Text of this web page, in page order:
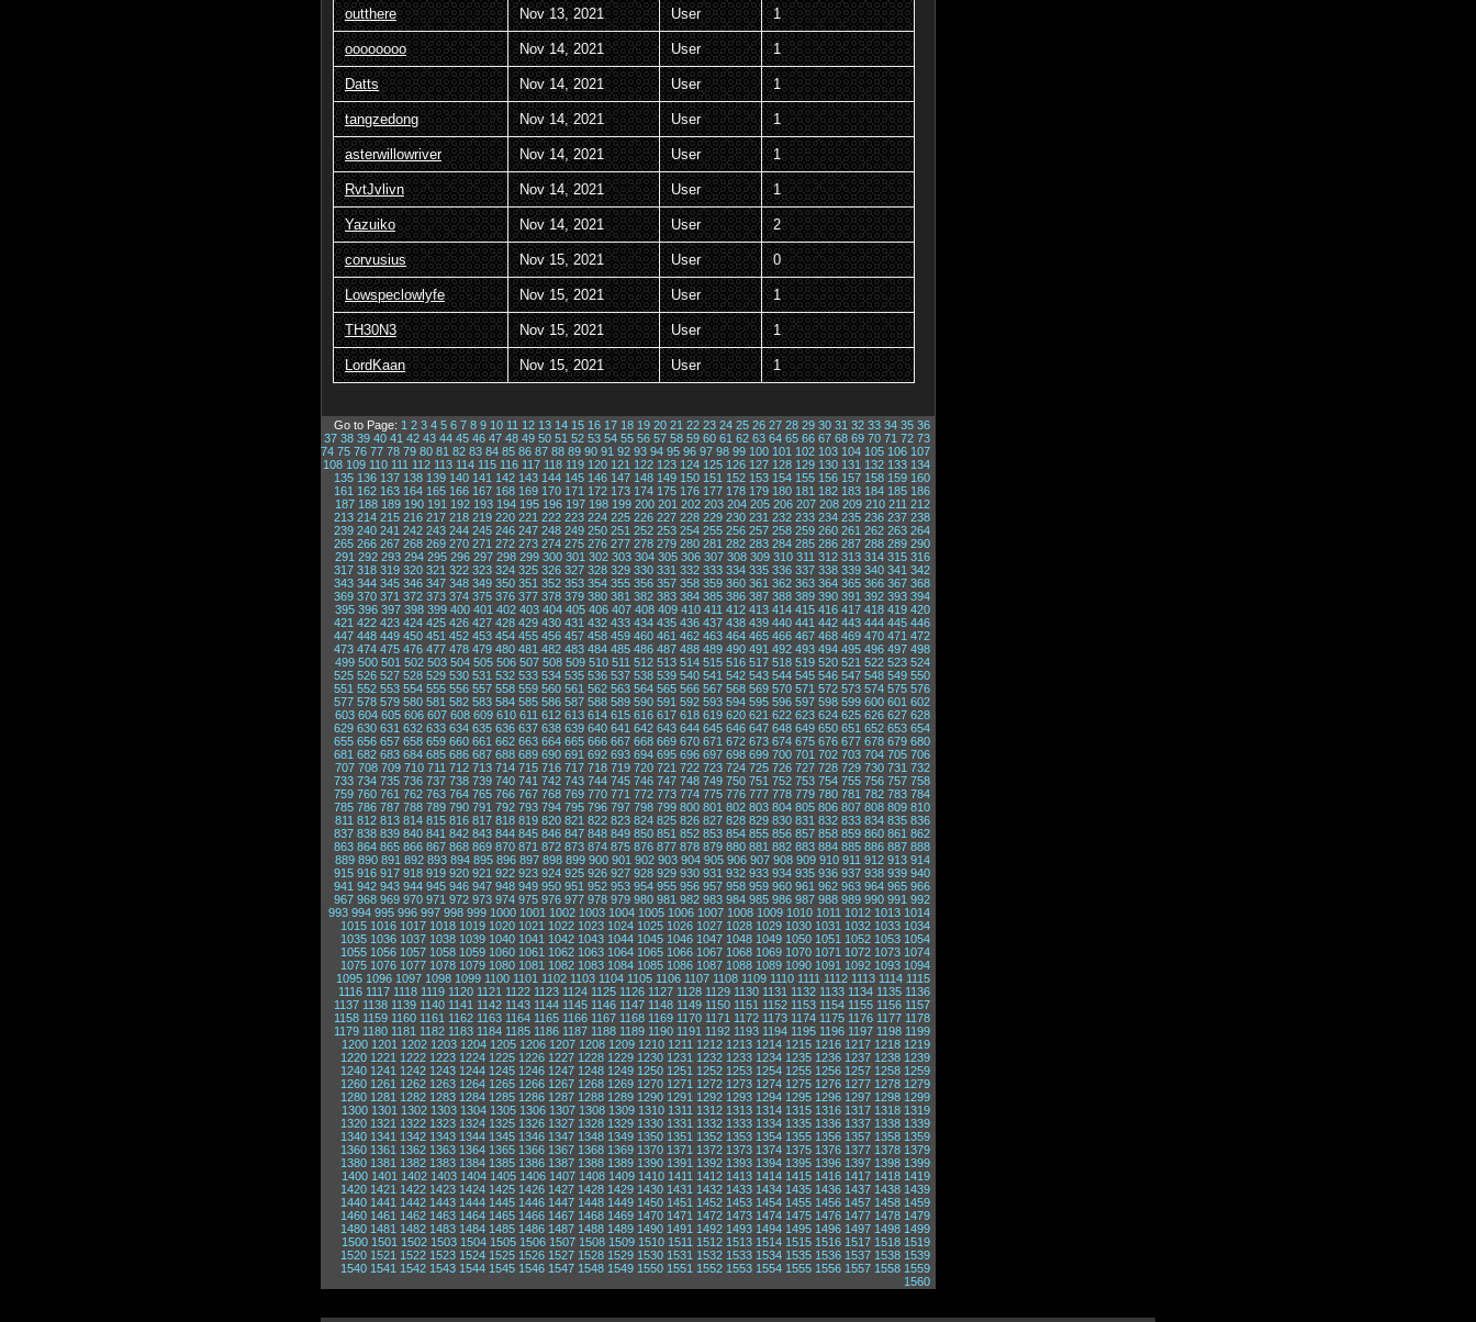
outthere Nov 13, 2021 User 1
oooooooo Nov 14, 2021 User 1
Datts Nov 14, 2021 User 1
tangzedong Nov 14, 2021 User 1
asterwillowriver Nov 14, 2021 User 1
RvtJvlivn Nov 14, 2021 User 1
Yazuiko Nov 14, 2021 User 2
corvusius Nov 15, 2021 User 0
Lowspeclowlyfe Nov 15, 2021 User 1
TH30N3 Nov 15, 2021 User 1
LordKaan Nov 15, 2021 User 1
Go to Page: 1 2 3 4 5 6 7 8 9 10 11 12 13 14 15 16 17 18 19 20 21 22 23 24 25 26 27 28 29 30 31 32 33 34 35 36
37 38 39 40 41 42 43 44 45 46 47 48 49 50 51 52 53 54 55 56 57 58 59 60 61 62 63 64 65 66 67 68 69 70 71 72 73
74 75 76 77 78 79 80 81 82 83 84 85 86 87 88 89 90 91 92 93 94 95 96 97 98 99 100 101 102 103 104 105 106 107
108 109 110 111 112 113 114 115 116 117 118 119 120 121 122 123 124 125 126 127 128 129 130 131 132 133 134
135 136 137 138 139 140 141 142 143 144 145 146 147 148 149 150 151 152 153 154 155 156 157 158 159 160
161 162 163 164 165 166 167 168 169 170 171 172 173 174 175 176 177 178 179 180 181 182 183 184 185 186
187 188 189 190 191 192 193 194 195 196 197 198 199 200 201 202 203 204 205 206 207 208 209 210 211 212
213 214 215 216 217 218 219 220 221 222 223 224 225 226 227 228 229 230 231 232 233 234 235 236 237 238
239 240 241 242 243 244 245 246 247 248 249 250 251 252 253 254 255 256 257 258 259 260 261 262 263 264
265 266 267 268 269 270 271 272 273 274 275 276 277 278 279 280 281 282 283 284 285 286 287 288 289 290
291 292 293 294 295 296 297 298 299 300 301 302 303 304 305 306 307 308 309 310 311 312 313 314 315 316
317 318 319 320 321 322 323 324 325 326 327 328 329 330 331 332 333 334 335 336 337 338 339 340 341 342
343 344 345 346 347 348 349 350 351 352 353 354 355 356 357 358 359 360 361 362 363 364 365 366 367 368
369 370 371 372 373 374 375 376 377 378 379 380 381 382 383 384 385 386 387 388 389 390 391 392 393 394
395 396 397 398 399 400 401 402 403 404 405 406 407 408 409 410 411 412 413 414 415 416 417 418 419 420
421 422 423 424 425 426 427 428 429 430 431 432 433 434 435 436 437 438 439 440 441 442 443 444 445 446
447 448 449 450 451 452 453 454 455 456 457 458 459 460 461 462 463 464 465 466 467 468 469 470 471 472
473 474 475 476 477 478 479 480 481 482 483 484 485 486 487 488 489 490 491 492 493 494 495 496 497 498
499 500 501 502 503 504 505 506 507 508 509 510 511 512 513 514 515 516 517 518 519 520 521 522 523 524
525 526 527 528 529 530 531 532 533 534 535 536 537 538 539 540 541 542 543 544 545 546 547 548 549 550
551 552 553 554 555 556 557 558 559 560 561 562 563 564 565 566 567 568 569 570 571 572 573 574 575 576
577 578 579 580 581 582 583 584 585 586 587 588 589 590 591 592 593 594 595 596 597 598 599 600 601 602
603 604 605 606 607 608 609 610 611 612 613 614 615 616 617 618 619 620 621 622 623 624 625 626 627 628
629 630 631 632 633 634 635 636 637 638 639 640 641 642 643 644 645 646 647 648 649 650 651 652 653 654
655 656 657 658 659 660 661 662 663 664 665 666 667 668 669 670 671 672 673 674 675 676 677 678 679 680
681 682 683 684 685 686 687 688 689 690 691 692 693 694 695 696 697 698 699 700 701 702 703 704 705 706
707 708 709 710 711 712 713 714 715 716 717 718 719 720 721 722 723 724 725 726 727 728 729 730 731 732
733 734 735 736 737 738 739 740 741 742 743 744 745 746 747 748 749 750 751 752 753 754 755 756 757 758
759 760 761 762 763 764 765 766 767 768 769 770 771 772 773 774 775 776 777 778 779 780 781 782 783 784
785 786 787 788 789 790 791 792 793 794 795 796 797 798 799 800 801 802 803 804 805 806 807 808 809 810
811 812 813 814 815 816 817 818 819 820 821 822 823 824 825 826 827 828 829 830 831 832 833 834 835 836
837 838 839 840 841 842 843 844 845 846 847 848 849 850 851 852 853 854 855 856 857 858 859 860 861 862
863 864 865 866 867 868 869 870 871 872 873 874 875 876 877 878 879 880 881 882 883 884 885 886 887 888
889 890 891 892 893 894 895 896 897 898 899 900 901 902 903 904 905 906 907 908 909 910 911 912 913 914
915 916 917 918 919 920 921 922 923 924 925 926 927 928 929 930 931 932 933 934 935 936 937 938 939 940
941 942 943 944 945 946 947 948 949 950 951 952 953 954 955 956 957 958 959 960 961 962 963 964 965 966
967 968 969 970 971 972 973 974 975 976 977 978 979 980 981 982 983 984 985 986 987 988 989 990 991 992
993 994 995 996 997 998 999 1000 1001 1002 1003 1004 1005 1006 1007 1008 1009 1010 1011 1012 1013 1014
1015 1016 1017 1018 1019 1020 1021 1022 1023 1024 1025 1026 1027 1028 1029 1030 1031 1032 1033 1034
1035 1036 1037 1038 1039 1040 1041 1042 1043 1044 1045 1046 1047 1048 1049 1050 1051 1052 1053 1054
1055 1056 1057 1058 1059 1060 1061 1062 1063 1064 1065 1066 1067 1068 1069 1070 1071 1072 1073 1074
1075 1076 1077 1078 1079 1080 1081 1082 1083 1084 1085 1086 1087 1088 1089 1090 1091 1092 1093 1094
1095 1096 1097 1098 1099 1100 1101 1102 1103 1104 1105 1106 1107 1108 1109 1110 1111 1112 1113 1114 1115
1116 1117 1118 1119 1120 1121 1122 1123 1124 1125 1126 1127 1128 1129 1130 1131 1132 1133 1134 1135 1136
1137 1138 1139 1140 1141 1142 1143 1144 1145 1146 1147 1148 1149 1150 1151 1152 1153 1154 1155 1156 1157
1158 1159 1160 1161 1162 1163 1164 1165 1166 1167 1168 1169 1170 1171 1172 1173 1174 1175 1176 1177 1178
1179 1180 1181 1182 1183 1184 1185 1186 1187 1188 1189 1190 1191 1192 1193 1194 1195 1196 1197 1198 1199
1200 1201 1202 1203 1204 1205 1206 1207 1208 1209 1210 1211 1212 1213 1214 1215 1216 1217 1218 1219
1220 1221 1222 1223 1224 1225 1226 1227 1228 1229 1230 1231 1232 1233 1234 1235 1236 1237 1238 1239
1240 1241 1242 1243 1244 1245 1246 1247 1248 1249 1250 1251 1252 1253 1254 1255 1256 1257 1258 1259
1260 1261 1262 1263 1264 1265 1266 1267 1268 1269 1270 1271 1272 1273 1274 1275 1276 1277 1278 1279
1280 1281 1282 1283 1284 1285 1286 1287 1288 1289 1290 1291 1292 1293 1294 1295 1296 1297 1298 1299
1300 1301 1302 1303 1304 1305 1306 1307 1308 1309 1310 1311 1312 1313 1314 1315 1316 1317 1318 1319
1320 1321 1322 1323 1324 1325 1326 1327 1328 1329 1330 1331 1332 1333 1334 1335 1336 1337 1338 1339
1340 1341 1342 1343 1344 1345 1346 1347 1348 1349 1350 1351 1352 1353 1354 1355 1356 1357 1358 1359
1360 1361 1362 1363 1364 1365 1366 1367 1368 1369 1370 1371 1372 1373 1374 1375 1376 1377 1378 1379
1380 1381 1382 1383 1384 1385 1386 1387 1388 1389 1390 1391 1392 1393 1394 1395 1396 1397 1398 1399
1400 1401 1402 1403 1404 1405 1406 1407 1408 1409 1410 1411 1412 1413 1414 1415 1416 1417 1418 1419
1420 1421 1422 1423 1424 1425 1426 1427 1428 1429 1430 1431 1432 1433 1434 1435 1436 1437 1438 1439
1440 1441 1442 1443 1444 1445 1446 1447 1448 1449 1450 1451 1452 1453 1454 1455 1456 1457 1458 1459
1460 1461 1462 1463 1464 1465 1466 1467 1468 1469 1470 1471 1472 1473 1474 1475 1476 1477 1478 1479
1480 1481 1482 1483 1484 1485 1486 1487 1488 1489 1490 1491 1492 1493 1494 1495 1496 1497 1498 1499
1500 1501 1502 1503 1504 1505 1506 1507 1508 1509 1510 1511 1512 1513 1514 1515 1516 1517 1518 1519
1520 1521 1522 1523 1524 1525 1526 1527 1528 1529 1530 1531 1532 1533 1534 1535 1536 1537 1538 1539
1540 1541 1542 1543 1544 1545 1546 1547 1548 1549 1550 1551 1552 1553 1554 1555 1556 1557 1558 1559
1560